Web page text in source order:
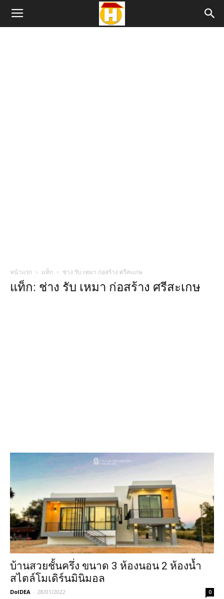
หน้าแรก แท็ก ช่าง รับ เหมา ก่อสร้าง ศรีสะเกษ
แท็ก: ช่าง รับ เหมา ก่อสร้าง ศรีสะเกษ
บ้านสวยชั้นครึ่ง ขนาด 3 ห้องนอน 2 ห้องน้ำ
สไตล์โมเดิร์นมินิมอล
DoIDEA - 28/01/2022 0